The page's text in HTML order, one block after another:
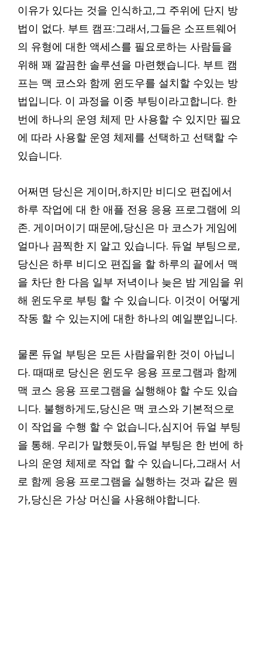
이유가 있다는 것을 인식하고,그 주위에 단지 방
법이 없다. 부트 캠프:그래서,그들은 소프트웨어
의 유형에 대한 액세스를 필요로하는 사람들을
위해 꽤 깔끔한 솔루션을 마련했습니다. 부트 캠
프는 맥 코스와 함께 윈도우를 설치할 수있는 방
법입니다. 이 과정을 이중 부팅이라고합니다. 한
번에 하나의 운영 체제 만 사용할 수 있지만 필요
에 따라 사용할 운영 체제를 선택하고 선택할 수
있습니다.
어쩌면 당신은 게이머,하지만 비디오 편집에서
하루 작업에 대 한 애플 전용 응용 프로그램에 의
존. 게이머이기 때문에,당신은 마 코스가 게임에
얼마나 끔찍한 지 알고 있습니다. 듀얼 부팅으로,
당신은 하루 비디오 편집을 할 하루의 끝에서 맥
을 차단 한 다음 일부 저녁이나 늦은 밤 게임을 위
해 윈도우로 부팅 할 수 있습니다. 이것이 어떻게
작동 할 수 있는지에 대한 하나의 예일뿐입니다.
물론 듀얼 부팅은 모든 사람을위한 것이 아닙니
다. 때때로 당신은 윈도우 응용 프로그램과 함께
맥 코스 응용 프로그램을 실행해야 할 수도 있습
니다. 불행하게도,당신은 맥 코스와 기본적으로
이 작업을 수행 할 수 없습니다,심지어 듀얼 부팅
을 통해. 우리가 말했듯이,듀얼 부팅은 한 번에 하
나의 운영 체제로 작업 할 수 있습니다,그래서 서
로 함께 응용 프로그램을 실행하는 것과 같은 뭔
가,당신은 가상 머신을 사용해야합니다.